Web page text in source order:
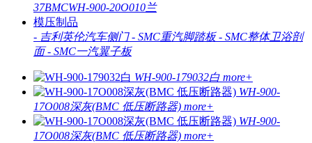
37BMCWH-900-20O010兰
模压制品
- 吉利英伦汽车侧门 - SMC重汽脚踏板 - SMC整体卫浴剖
面 - SMC一汽翼子板
WH-900-179032白 more+
WH-900-
17O008深灰(BMC 低压断路器) more+
WH-900-
17O008深灰(BMC 低压断路器) more+